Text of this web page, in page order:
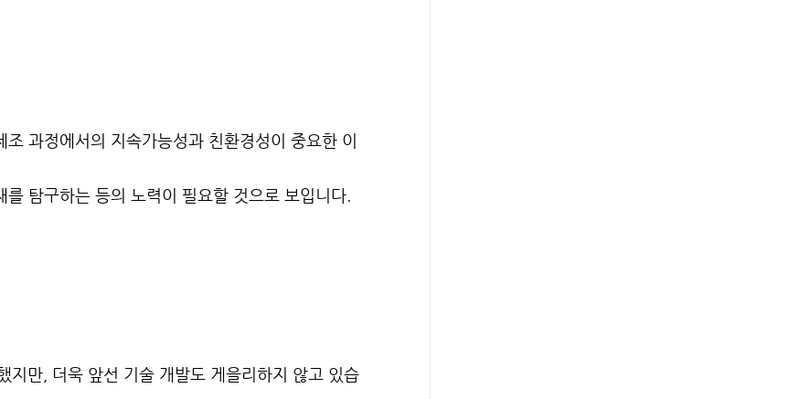
과정에서의 지속가능성과 친환경성이 중요한 이
탐구하는 등의 노력이 필요할 것으로 보입니다.
지만, 더욱 앞선 기술 개발도 게을리하지 않고 있습